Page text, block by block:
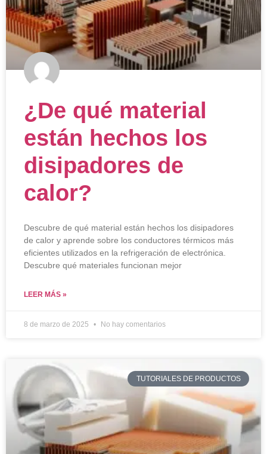
¿De qué material
están hechos los
disipadores de
calor?
Descubre de qué material están hechos los disipadores
de calor y aprende sobre los conductores térmicos más
eficientes utilizados en la refrigeración de electrónica.
Descubre qué materiales funcionan mejor
LEER MÁS »
8 de marzo de 2025 No hay comentarios
TUTORIALES DE PRODUCTOS